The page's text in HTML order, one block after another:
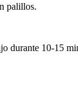
palillos.
durante 10-15